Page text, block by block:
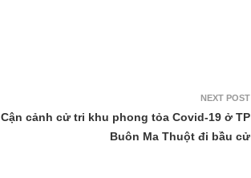
NEXT POST
Cận cảnh cử tri khu phong tỏa Covid-19 ở TP
Buôn Ma Thuột đi bầu cử